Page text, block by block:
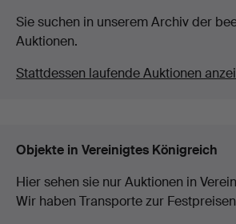
Sie suchen in unserem Archiv der
Auktionen.
Stattdessen laufende Auktionen
Objekte in Vereinigtes Königreich
Hier sehen sie nur Auktionen in
Wir haben Transporte zur